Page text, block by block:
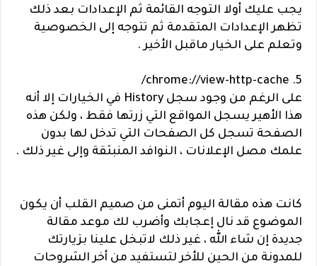
يجب عليك أولا التوجه القائمة ثم الإعدادات بعد ذلك
تظهر الإعدادات المتقدمة ثم تتوجه إلى الخصوصية
وتعلم على الخيار ماقبل الأخير .
5. chrome://view-http-cache/
على الرغم من وجود سجل History في الخيارات إلا أنه
هذا الأهير يسجل المواقع التي زرتها فقط ، ولكن هذه
الصفحة تسجل كل الصفحات التي تدخل لها بدون
علمك مصل الإعلانات ، النوافد المنبثقة وإلى غير ذلك .
كانت هذه مقالة اليوم أتمنى من صميم القلب أن يكون
الموضوع قد نال إعجابك وأضرب لك موعد مقالة
جديدة إن شاء الله ، غير ذلك لاتبخل علينا بزيارتك
للمدونة من الحين للأخر لتستفيد من أخر الشروحات